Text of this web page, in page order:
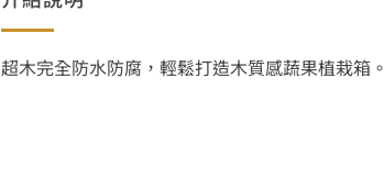
超木完全防水防腐，輕鬆打造木質感蔬果植栽箱。